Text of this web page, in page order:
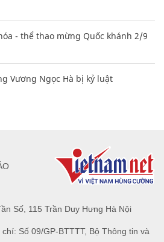
- thể thao mừng Quốc khánh 2/9
Vương Ngọc Hà bị kỷ luật
Số, 115 Trần Duy Hưng Hà Nội
Số 09/GP-BTTTT, Bộ Thông tin và